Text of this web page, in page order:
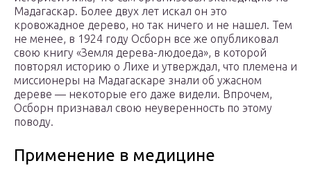
Мадагаскар. Более двух лет искал он это
кровожадное дерево, но так ничего и не нашел. Тем
не менее, в 1924 году Осборн все же опубликовал
свою книгу «Земля дерева-людоеда», в которой
повторял историю о Лихе и утверждал, что племена и
миссионеры на Мадагаскаре знали об ужасном
дереве — некоторые его даже видели. Впрочем,
Осборн признавал свою неуверенность по этому
поводу.
Применение в медицине